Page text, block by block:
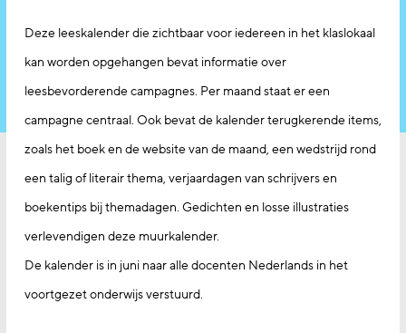
Deze leeskalender die zichtbaar voor iedereen in het klaslokaal
kan worden opgehangen bevat informatie over
leesbevorderende campagnes. Per maand staat er een
campagne centraal. Ook bevat de kalender terugkerende items,
zoals het boek en de website van de maand, een wedstrijd rond
een talig of literair thema, verjaardagen van schrijvers en
boekentips bij themadagen. Gedichten en losse illustraties
verlevendigen deze muurkalender.
De kalender is in juni naar alle docenten Nederlands in het
voortgezet onderwijs verstuurd.